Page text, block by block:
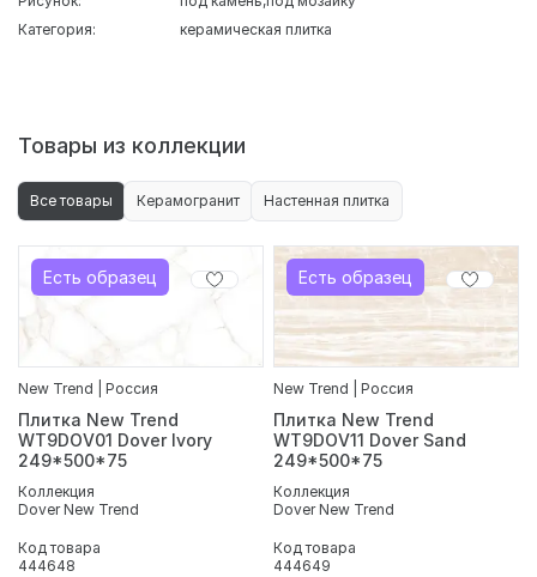
Категория:
керамическая плитка
комнат и санузлов. Дизайн коллекции построен на
выразительной текстуры бежевого камня. Серия
дополнена геометрическим декором, который помогает
интересным и современным. Матовая поверхность
устойчива к влаге, перепадам температуры и истиранию,
благодаря чему материал подходит для ежедневного
использования и долго сохраняет привлекательный
внешний вид.
В интернет-магазине «ДомДаКомфорт» Вы можете купить
плитку Dover, подобрать декоры и базовую плитку для
Вашего интерьера. Мы осуществляем доставку по Санкт-
Петербургу и Ленинградской области и помогаем с
Товары из коллекции
Все товары Керамогранит Настенная плитка
Есть образец
New Trend | Россия
Плитка New Trend
WT9DOV01 Dover Ivory
249*500*75
Коллекция
Dover New Trend
Код товара
444648
Есть образец
New Trend | Россия
Плитка New Trend
WT9DOV11 Dover Sand
249*500*75
Коллекция
Dover New Trend
Код товара
444649